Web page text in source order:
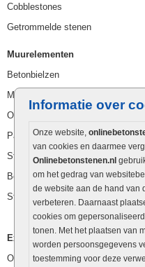
Informatie over
Onze website,
van cookies en daarmee
Onlinebetonstenen.nl
om het gedrag van
de website aan de hand van
verbeteren. Daarnaast
cookies om
tonen. Met het plaatsen van
worden persoonsgegevens
toestemming voor deze
Cobblestones
Getrommelde stenen
Muurelementen
Betonbielzen
Muurstenen
Opsluitbanden
Palissaden
Stapelblokken
Betonblokken
Stapelstenen
Extra benodigdheden
Ophoogzand